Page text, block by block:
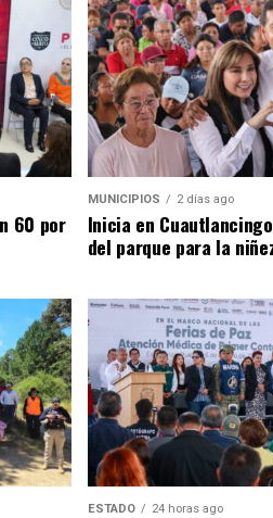
60 por
MUNICIPIOS 2 días ago
Inicia en
del parque para la
ESTADO 24 horas ago